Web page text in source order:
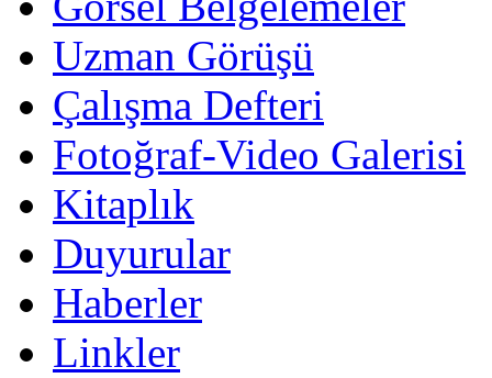
Uzman Görüşü
Çalışma Defteri
Fotoğraf-Video Galerisi
Kitaplık
Duyurular
Haberler
Linkler